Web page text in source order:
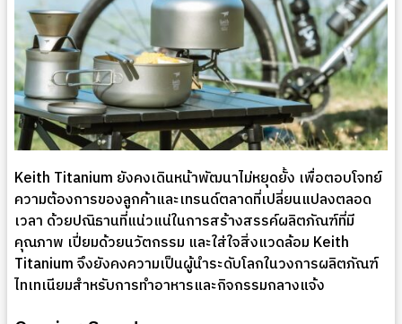
Keith Titanium ยังคงเดินหน้าพัฒนาไม่หยุดยั้ง เพื่อตอบโจทย์
ความต้องการของลูกค้าและเทรนด์ตลาดที่เปลี่ยนแปลงตลอด
เวลา ด้วยปณิธานที่แน่วแน่ในการสร้างสรรค์ผลิตภัณฑ์ที่มี
คุณภาพ เปี่ยมด้วยนวัตกรรม และใส่ใจสิ่งแวดล้อม Keith
Titanium จึงยังคงความเป็นผู้นำระดับโลกในวงการผลิตภัณฑ์
ไทเทเนียมสำหรับการทำอาหารและกิจกรรมกลางแจ้ง